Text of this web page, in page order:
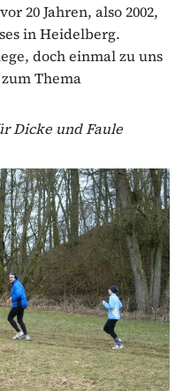
20 Jahren, also 2002,
in Heidelberg.
doch einmal zu uns
Thema
Dicke und Faule